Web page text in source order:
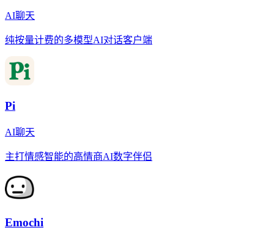
AI聊天
纯按量计费的多模型AI对话客户端
Pi
AI聊天
主打情感智能的高情商AI数字伴侣
Emochi